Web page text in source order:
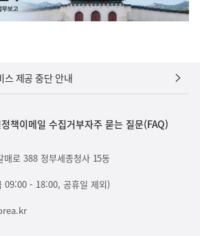
스 제공 중단 안내
책이메일 수집거부자주 묻는 질문(FAQ)
로 388 정부세종청사 15동
- 18:00, 공휴일 제외)